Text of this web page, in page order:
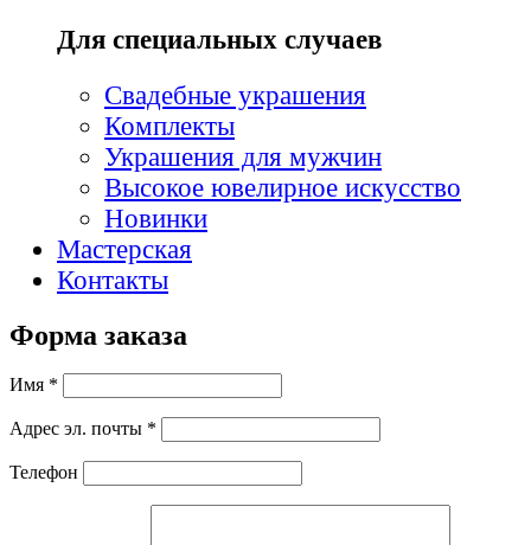
Для специальных случаев
Свадебные украшения
Комплекты
Украшения для мужчин
Высокое ювелирное искусство
Новинки
Мастерская
Контакты
Форма заказа
Имя *
Адрес эл. почты *
Телефон